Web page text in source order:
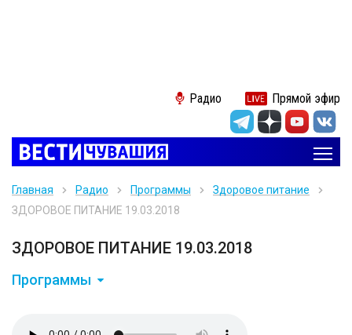
Радио Прямой эфир
Главная Радио Программы
Здоровое питание
ЗДОРОВОЕ ПИТАНИЕ 19.03.2018
ЗДОРОВОЕ ПИТАНИЕ 19.03.2018
Программы